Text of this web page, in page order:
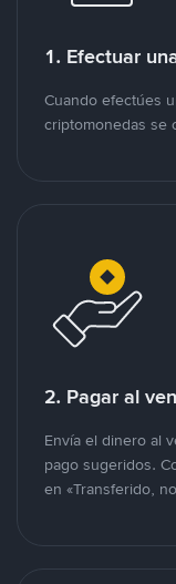
1. Efectuar
Cuando efectúes
criptomonedas se
2. Pagar al
Envía el dinero al
pago sugeridos.
en «Transferido,